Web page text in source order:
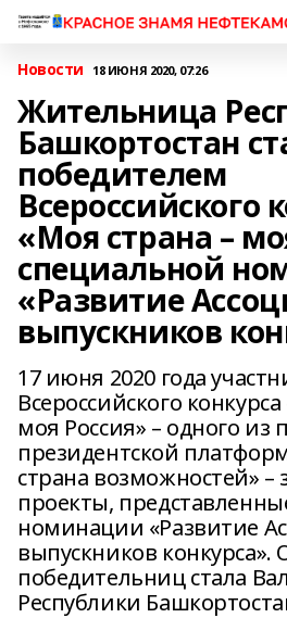
Новости 18 ИЮНЯ 2020, 07:26
Жительница
Башкортостан
победителем
Всероссийского
«Моя страна –
специальной
«Развитие
выпускников
17 июня 2020 года
Всероссийского
моя Россия» – одного из
президентской
страна возможностей»
проекты,
номинации «Развитие
выпускников конкурса».
победительниц стала
Республики